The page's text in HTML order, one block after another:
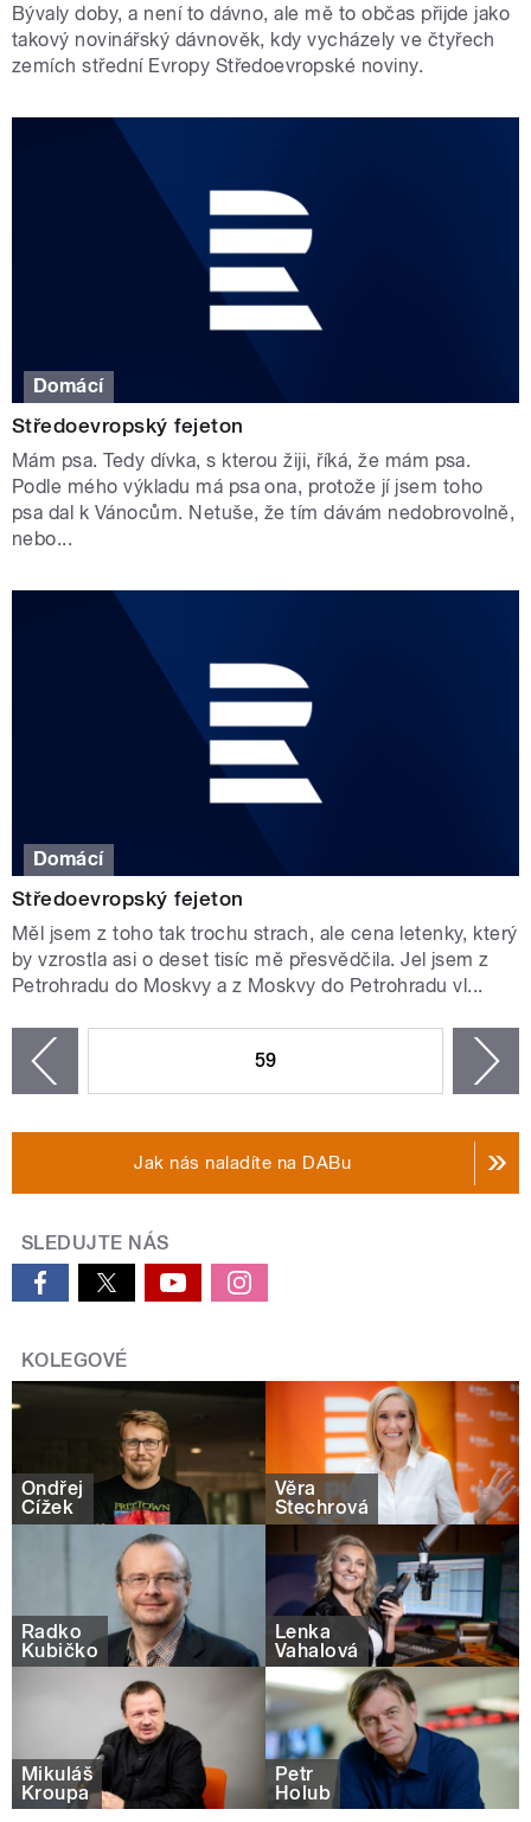
Bývaly doby, a není to dávno, ale mě to občas přijde jako
takový novinářský dávnověk, kdy vycházely ve čtyřech
zemích střední Evropy Středoevropské noviny.
Domácí
Středoevropský fejeton
Mám psa. Tedy dívka, s kterou žiji, říká, že mám psa.
Podle mého výkladu má psa ona, protože jí jsem toho
psa dal k Vánocům. Netuše, že tím dávám nedobrovolně,
nebo...
Domácí
Středoevropský fejeton
Měl jsem z toho tak trochu strach, ale cena letenky, který
by vzrostla asi o deset tisíc mě přesvědčila. Jel jsem z
Petrohradu do Moskvy a z Moskvy do Petrohradu vl...
59
Jak nás naladíte na DABu
SLEDUJTE NÁS
KOLEGOVÉ
Ondřej
Čížek
Věra
Štechrová
Radko
Kubičko
Lenka
Vahalová
Mikuláš
Kroupa
Petr
Holub